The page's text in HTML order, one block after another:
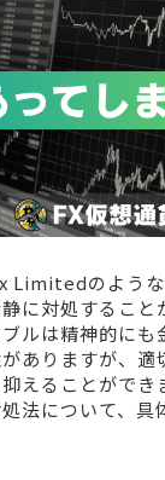
Limitedのよう
に対処すること
ルは精神的にも
ありますが、適
えることができ
法について、具